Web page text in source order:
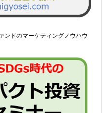
ンドのマーケティングノウハウ